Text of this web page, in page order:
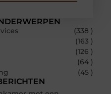
(338 )
(163 )
(126 )
(64 )
(45 )